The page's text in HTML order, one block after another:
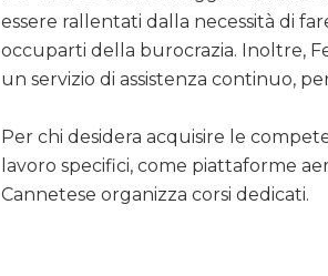
essere rallentati dalla necessità di
occuparti della burocrazia. Inoltre,
un servizio di assistenza continuo,
Per chi desidera acquisire le
lavoro specifici, come piattaforme
Cannetese organizza corsi dedicati.